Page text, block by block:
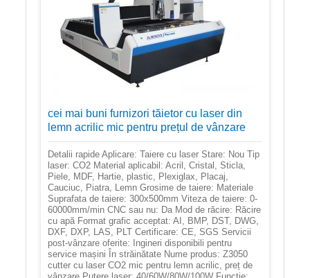
cei mai buni furnizori tăietor cu laser din
lemn acrilic mic pentru prețul de vânzare
Detalii rapide Aplicare: Taiere cu laser Stare: Nou Tip
laser: CO2 Material aplicabil: Acril, Cristal, Sticla,
Piele, MDF, Hartie, plastic, Plexiglax, Placaj,
Cauciuc, Piatra, Lemn Grosime de taiere: Materiale
Suprafata de taiere: 300x500mm Viteza de taiere: 0-
60000mm/min CNC sau nu: Da Mod de răcire: Răcire
cu apă Format grafic acceptat: AI, BMP, DST, DWG,
DXF, DXP, LAS, PLT Certificare: CE, SGS Servicii
post-vânzare oferite: Ingineri disponibili pentru
service mașini În străinătate Nume produs: Z3050
cutter cu laser CO2 mic pentru lemn acrilic, preț de